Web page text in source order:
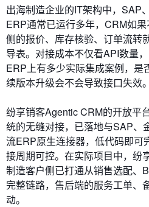
出海制造企业的IT架构中，SAP
ERP通常已运行多年，CRM如
侧的报价、库存核验、订单流转
导表。对接成本不仅看API数量
ERP上有多少实际集成案例，是
续版本升级会不会导致接口失效。
纷享销客Agentic CRM的开放平
统的无缝对接，已落地与SAP、
流ERP原生连接器，低代码即可
接周期可控。在实际项目中，纷
制造客户侧已打通从销售选配、
完整链路，售后端的服务工单、
动。